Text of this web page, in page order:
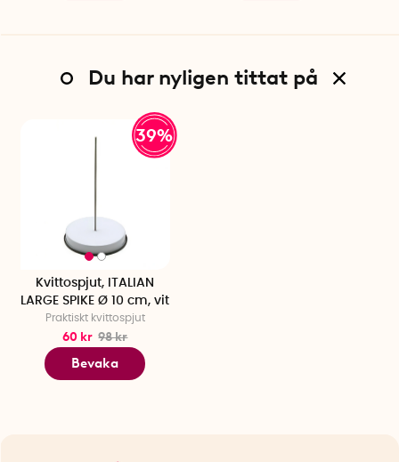
Du har nyligen tittat på
39%
Kvittospjut, ITALIAN
LARGE SPIKE Ø 10 cm, vit
Praktiskt kvittospjut
60 kr 98 kr
Bevaka